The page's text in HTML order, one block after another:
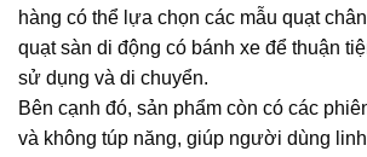
hàng có thể lựa chọn các mẫu quạt
quạt sàn di động có bánh xe để thuận
sử dụng và di chuyển.
Bên cạnh đó, sản phẩm còn có các
và không túp năng, giúp người dùng